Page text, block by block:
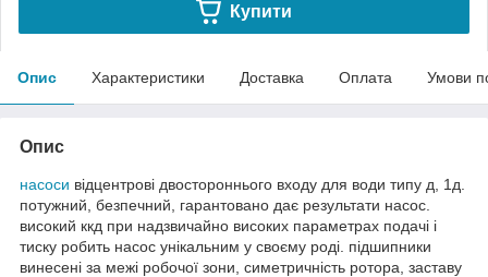
Купити
Опис Характеристики Доставка Оплата Умови
Опис
насоси відцентрові двостороннього входу для води типу д, 1д.
потужний, безпечний, гарантовано дає результати насос.
високий ккд при надзвичайно високих параметрах подачі і
тиску робить насос унікальним у своєму роді. підшипники
винесені за межі робочої зони, симетричність ротора, заставу